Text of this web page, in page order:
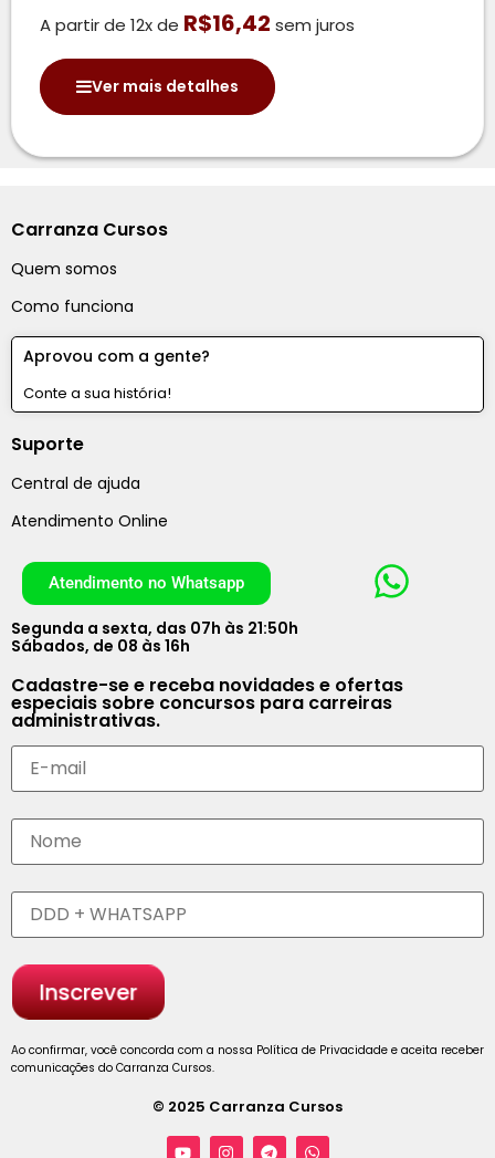
A partir de 12x de R$16,42 sem juros
Ver mais detalhes
Carranza Cursos
Quem somos
Como funciona
Aprovou com a gente?
Conte a sua história!
Suporte
Central de ajuda
Atendimento Online
Atendimento no Whatsapp
Segunda a sexta, das 07h às 21:50h
Sábados, de 08 às 16h
Cadastre-se e receba novidades e ofertas
especiais sobre concursos para carreiras
administrativas.
Ao confirmar, você concorda com a nossa Política de Privacidade e aceita receber
comunicações do Carranza Cursos.
© 2025 Carranza Cursos